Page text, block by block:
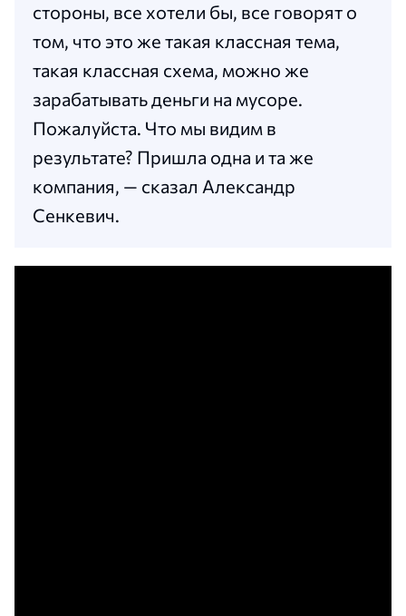
стороны, все хотели бы, все говорят о
том, что это же такая классная тема,
такая классная схема, можно же
зарабатывать деньги на мусоре.
Пожалуйста. Что мы видим в
результате? Пришла одна и та же
компания, — сказал Александр
Сенкевич.